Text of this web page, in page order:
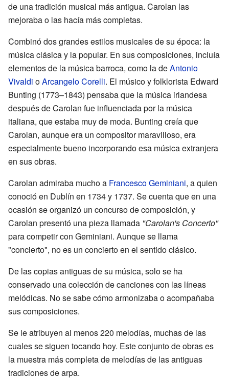
de una tradición musical más antigua. Carolan las
mejoraba o las hacía más completas.
Combinó dos grandes estilos musicales de su época: la
música clásica y la popular. En sus composiciones, incluía
elementos de la música barroca, como la deAntonio
Vivaldi oArcangelo Corelli. El músico y folklorista Edward
Bunting (1773–1843) pensaba que la música irlandesa
después de Carolan fue influenciada por la música
italiana, que estaba muy de moda. Bunting creía que
Carolan, aunque era un compositor maravilloso, era
especialmente bueno incorporando esa música extranjera
en sus obras.
Carolan admiraba mucho a Francesco Geminiani, a quien
conoció en Dublín en 1734 y 1737. Se cuenta que en una
ocasión se organizó un concurso de composición, y
Carolan presentó una pieza llamada "Carolan's Concerto"
para competir con Geminiani. Aunque se llama
"concierto", no es un concierto en el sentido clásico.
De las copias antiguas de su música, solo se ha
conservado una colección de canciones con las líneas
melódicas. No se sabe cómo armonizaba o acompañaba
sus composiciones.
Se le atribuyen al menos 220 melodías, muchas de las
cuales se siguen tocando hoy. Este conjunto de obras es
la muestra más completa de melodías de las antiguas
tradiciones de arpa.